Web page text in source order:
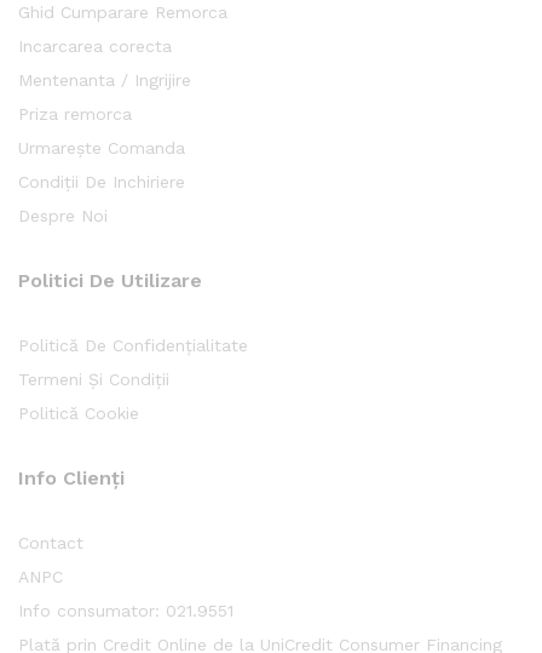
Ghid Cumparare Remorca
Incarcarea corecta
Mentenanta / Ingrijire
Priza remorca
Urmarește Comanda
Condiții De Inchiriere
Despre Noi
Politici De Utilizare
Politică De Confidențialitate
Termeni Și Condiții
Politică Cookie
Info Clienți
Contact
ANPC
Info consumator: 021.9551
Plată prin Credit Online de la UniCredit Consumer Financing